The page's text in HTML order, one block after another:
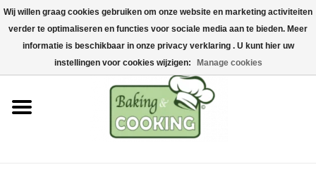
Home
Bak-& kookgerei
Machines & onderdelen
Chocolade & ijsbereiding
Wij willen graag cookies gebruiken om onze website en marketing activiteiten
verder te optimaliseren en functies voor sociale media aan te bieden. Meer
informatie is beschikbaar in onze privacy verklaring . U kunt hier uw
instellingen voor cookies wijzigen:
Manage cookies